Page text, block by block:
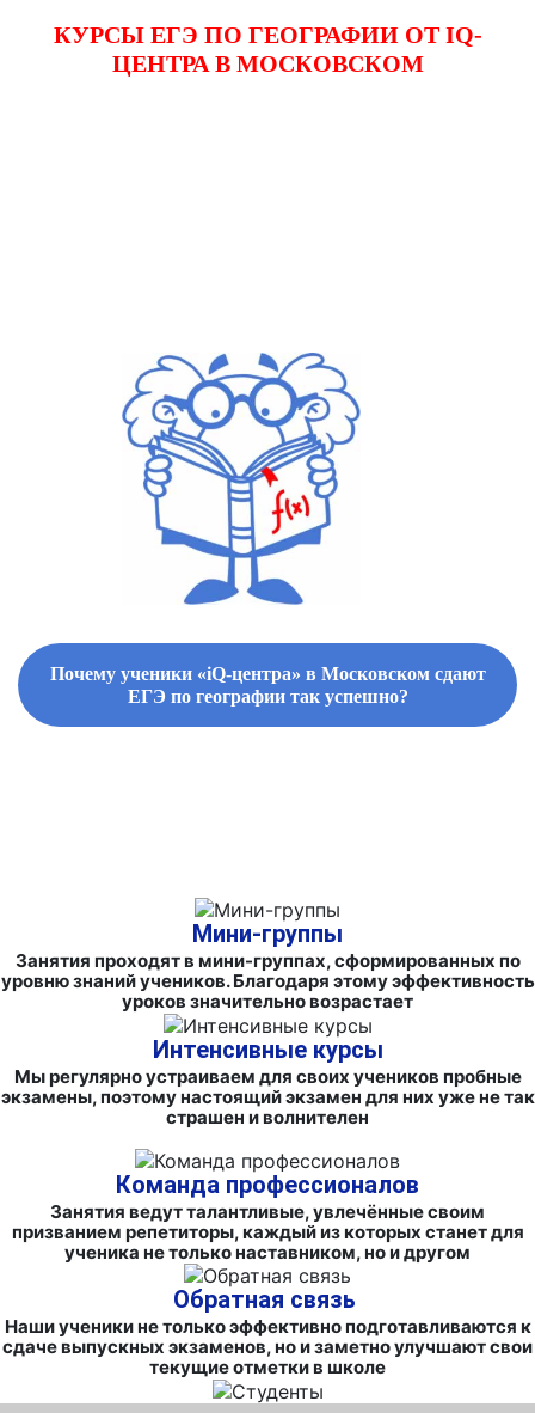
КУРСЫ ЕГЭ ПО ГЕОГРАФИИ ОТ IQ-
ЦЕНТРА В МОСКОВСКОМ
Почему ученики «iQ-центра» в Московском сдают
ЕГЭ по географии так успешно?
Мини-группы
Занятия проходят в мини-группах, сформированных по
уровню знаний учеников. Благодаря этому эффективность
уроков значительно возрастает
Интенсивные курсы
Мы регулярно устраиваем для своих учеников пробные
экзамены, поэтому настоящий экзамен для них уже не так
страшен и волнителен
Команда профессионалов
Занятия ведут талантливые, увлечённые своим
призванием репетиторы, каждый из которых станет для
ученика не только наставником, но и другом
Обратная связь
Наши ученики не только эффективно подготавливаются к
сдаче выпускных экзаменов, но и заметно улучшают свои
текущие отметки в школе